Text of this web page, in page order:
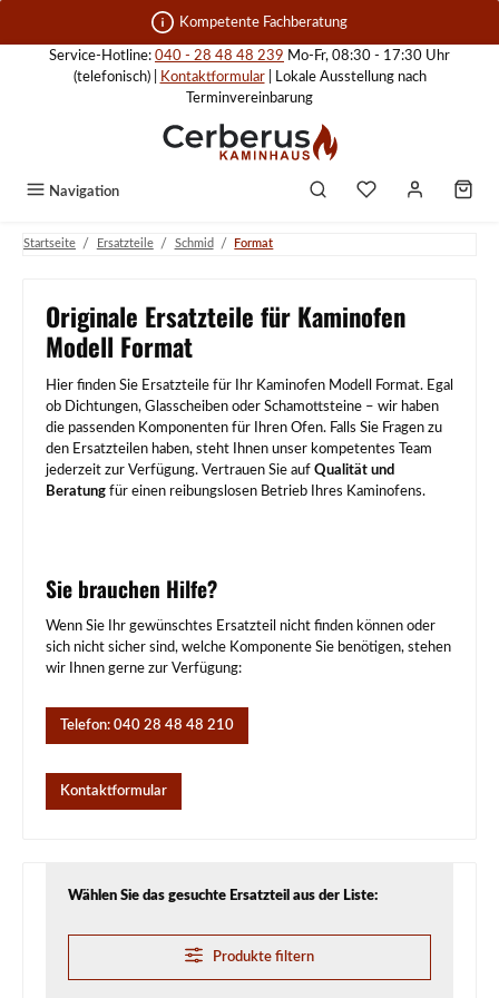
Zum Hauptinhalt springen Kompetente Fachberatung
Service-Hotline: 040 - 28 48 48 239 Mo-Fr, 08:30 - 17:30 Uhr
(telefonisch) |
Kontaktformular| Lokale Ausstellung nach
Terminvereinbarung
Navigation
Startseite / Ersatzteile / Schmid / Format
Originale Ersatzteile für Kaminofen
Modell Format
Hier finden Sie Ersatzteile für Ihr Kaminofen Modell Format. Egal
ob Dichtungen, Glasscheiben oder Schamottsteine – wir haben
die passenden Komponenten für Ihren Ofen. Falls Sie Fragen zu
den Ersatzteilen haben, steht Ihnen unser kompetentes Team
jederzeit zur Verfügung. Vertrauen Sie auf Qualität und
Beratung für einen reibungslosen Betrieb Ihres Kaminofens.
Sie brauchen Hilfe?
Wenn Sie Ihr gewünschtes Ersatzteil nicht finden können oder
sich nicht sicher sind, welche Komponente Sie benötigen, stehen
wir Ihnen gerne zur Verfügung:
Telefon: 040 28 48 48 210
Kontaktformular
Wählen Sie das gesuchte Ersatzteil aus der Liste:
Produkte filtern